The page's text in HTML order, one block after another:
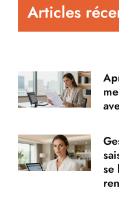
Articles
se